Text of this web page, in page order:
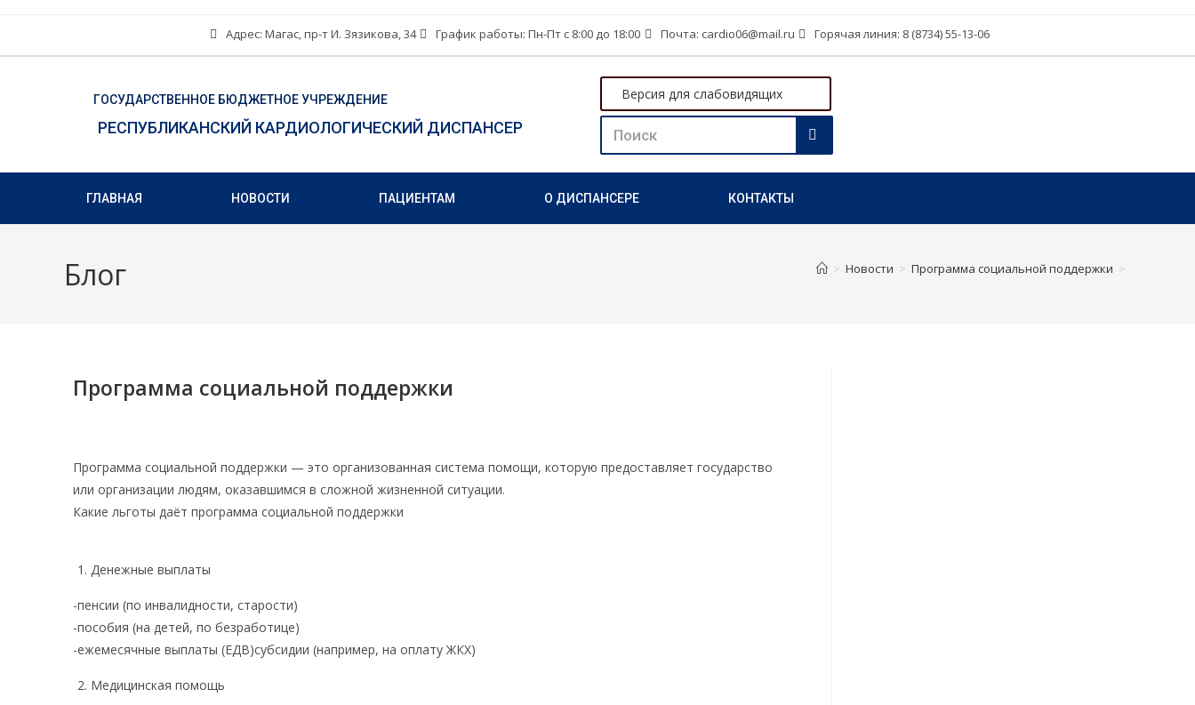
Адрес: Магас, пр-т И. Зязикова, 34 График работы: Пн-Пт с 8:00 до 18:00 Почта: cardio06@mail.ru Горячая линия: 8 (8734) 55-13-06
ГОСУДАРСТВЕННОЕ БЮДЖЕТНОЕ УЧРЕЖДЕНИЕ
РЕСПУБЛИКАНСКИЙ КАРДИОЛОГИЧЕСКИЙ ДИСПАНСЕР
Версия для слабовидящих
ГЛАВНАЯ НОВОСТИ ПАЦИЕНТАМ О ДИСПАНСЕРЕ КОНТАКТЫ
Блог > Новости > Программа социальной поддержки >
Программа социальной поддержки
Программа социальной поддержки — это организованная система помощи, которую предоставляет государство
или организации людям, оказавшимся в сложной жизненной ситуации.
Какие льготы даёт программа социальной поддержки
Денежные выплаты
-пенсии (по инвалидности, старости)
-пособия (на детей, по безработице)
-ежемесячные выплаты (ЕДВ)субсидии (например, на оплату ЖКХ)
Медицинская помощь